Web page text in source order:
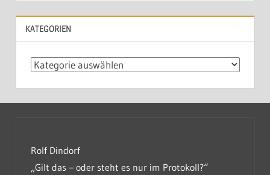
KATEGORIEN
Kategorien
Rolf Dindorf
„Gilt das – oder steht es nur im Protokoll?“